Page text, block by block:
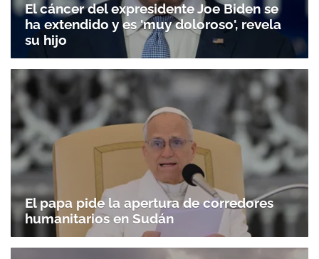
El cáncer del expresidente Joe Biden se
ha extendido y es 'muy doloroso', revela
su hijo
El papa pide la apertura de corredores
humanitarios en Sudán